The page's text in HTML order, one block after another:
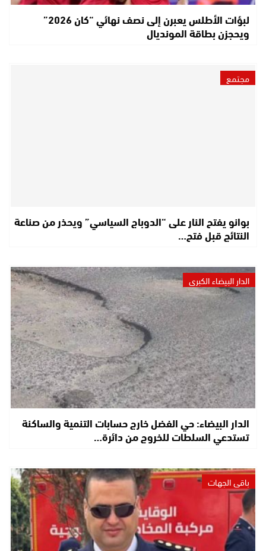
لبؤات الأطلس يعبرن إلى نصف نهائي “كان 2026”
ويحجزن بطاقة المونديال
مجتمع
بوانو يفتح النار على “الدوباج السياسي” ويحذر من صناعة
النتائج قبل فتح…
الدار البيضاء الكبرى
الدار البيضاء: حي الفضل خارج حسابات التنمية والساكنة
تستدعي السلطات للخروج من دائرة…
باقي الجهات